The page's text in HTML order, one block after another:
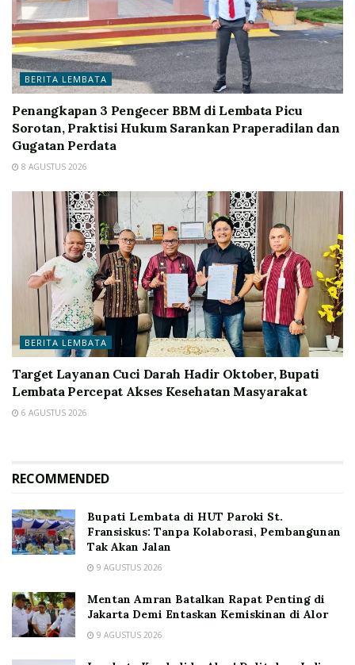
BERITA LEMBATA
Penangkapan 3 Pengecer BBM di Lembata Picu
Sorotan, Praktisi Hukum Sarankan Praperadilan dan
Gugatan Perdata
8 AGUSTUS 2026
BERITA LEMBATA
Target Layanan Cuci Darah Hadir Oktober, Bupati
Lembata Percepat Akses Kesehatan Masyarakat
6 AGUSTUS 2026
RECOMMENDED
Bupati Lembata di HUT Paroki St.
Fransiskus: Tanpa Kolaborasi, Pembangunan
Tak Akan Jalan
9 AGUSTUS 2026
Mentan Amran Batalkan Rapat Penting di
Jakarta Demi Entaskan Kemiskinan di Alor
9 AGUSTUS 2026